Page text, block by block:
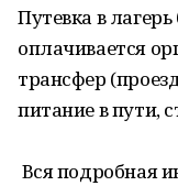
Путевка в
оплачивается
трансфер
питание в пути,
Вся подробная